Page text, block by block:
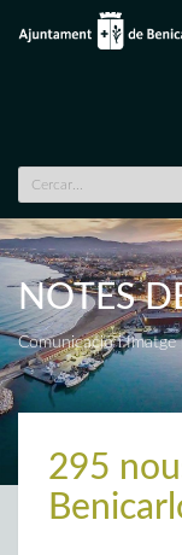
NOTES
Comunicació i
295